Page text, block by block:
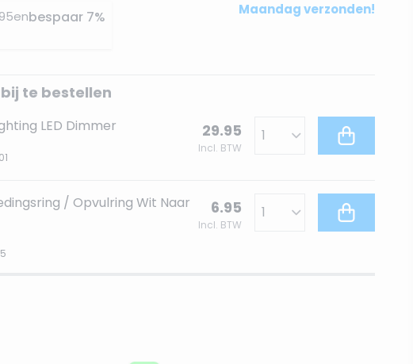
enbespaar7%
Maandag verzonden!
te bestellen
LED Dimmer 29.95
Incl. BTW
/ Opvulring Wit Naar
6.95
Incl. BTW